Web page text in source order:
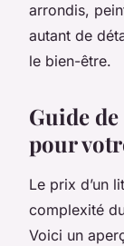
arrondis,
autant de
le bien-être.
Guide
pour
Le prix d’un
complexité
Voici un